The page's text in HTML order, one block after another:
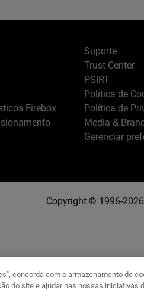
Firebox
Suporte
Trust Center
PSIRT
Política de
Política de
Media &
Gerenciar
Copyright © 1996-
concorda com o armazenamento de